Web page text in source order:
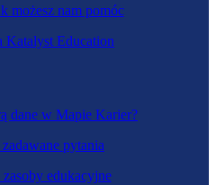
dane w Mapie Karier?
pytania
edukacyjne
możesz nam pomóc
Katalyst Education